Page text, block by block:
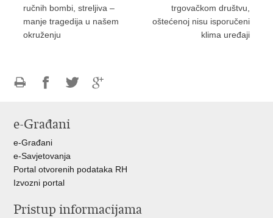
ručnih bombi, streljiva –
manje tragedija u našem
okruženju
trgovačkom društvu,
oštećenoj nisu isporučeni
klima uređaji
FacebookuTwitteru
e-Građani
e-Građani
e-Savjetovanja
Portal otvorenih podataka RH
Izvozni portal
Pristup informacijama